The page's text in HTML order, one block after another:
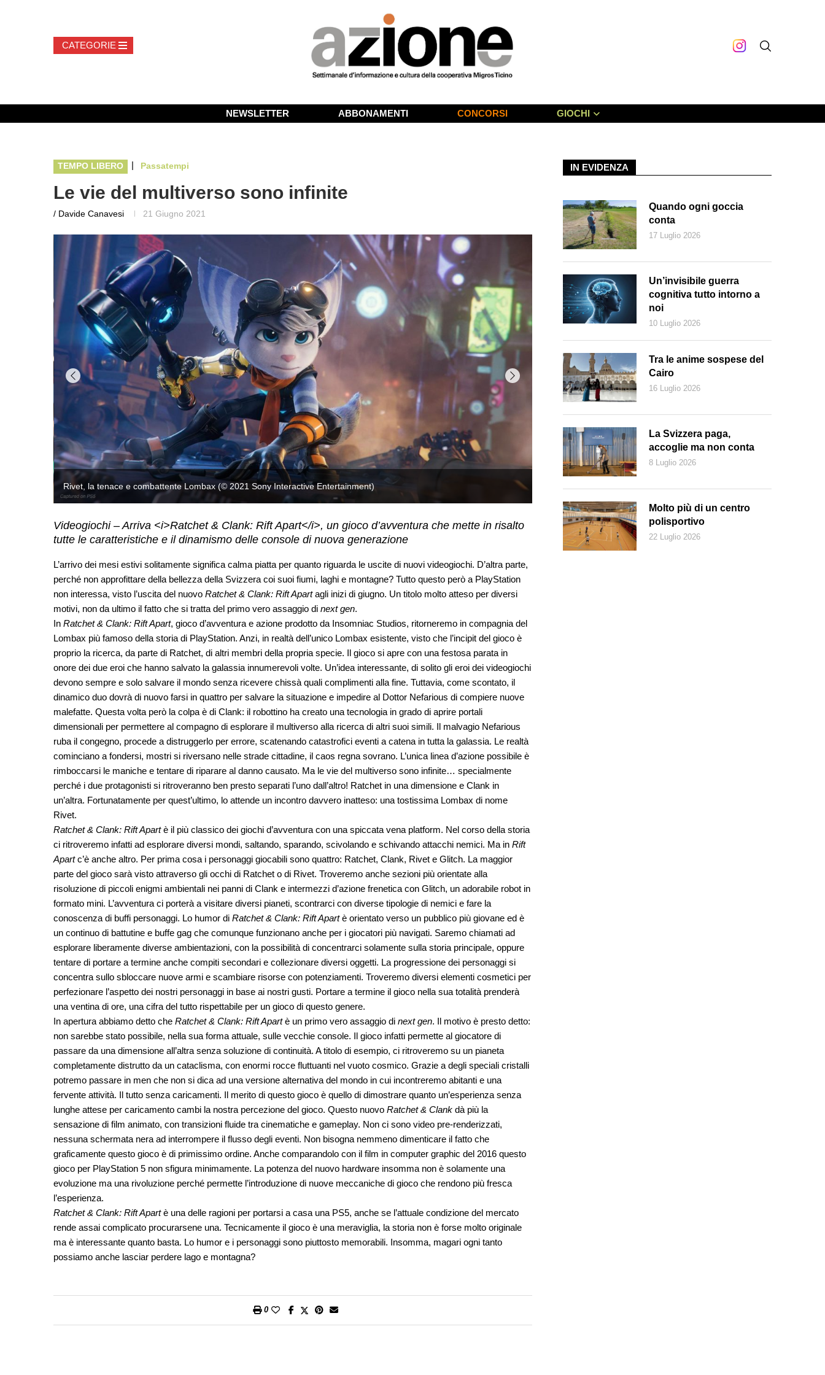
NEWSLETTER ABBONAMENTI CONCORSI GIOCHI
TEMPO LIBERO | Passatempi
Le vie del multiverso sono infinite
/ Davide Canavesi 21 Giugno 2021
Rivet, la tenace e combattente Lombax (© 2021 Sony Interactive
Videogiochi – Arriva <i>Ratchet & Clank: Rift Apart</i>, un gioco d’avventura che mette in risalto
tutte le caratteristiche e il dinamismo delle console di nuova generazione
L’arrivo dei mesi estivi solitamente significa calma piatta per quanto riguarda le uscite di nuovi videogiochi. D’altra parte,
perché non approfittare della bellezza della Svizzera coi suoi fiumi, laghi e montagne? Tutto questo però a PlayStation
non interessa, visto l’uscita del nuovo Ratchet & Clank: Rift Apartagli inizi di giugno. Un titolo molto atteso per diversi
motivi, non da ultimo il fatto che si tratta del primo vero assaggio di next gen.
In Ratchet & Clank: Rift Apart, gioco d’avventura e azione prodotto da Insomniac Studios, ritorneremo in compagnia del
Lombax più famoso della storia di PlayStation. Anzi, in realtà dell’unico Lombax esistente, visto che l’incipit del gioco è
proprio la ricerca, da parte di Ratchet, di altri membri della propria specie. Il gioco si apre con una festosa parata in
onore dei due eroi che hanno salvato la galassia innumerevoli volte. Un’idea interessante, di solito gli eroi dei videogiochi
devono sempre e solo salvare il mondo senza ricevere chissà quali complimenti alla fine. Tuttavia, come scontato, il
dinamico duo dovrà di nuovo farsi in quattro per salvare la situazione e impedire al Dottor Nefarious di compiere nuove
malefatte. Questa volta però la colpa è di Clank: il robottino ha creato una tecnologia in grado di aprire portali
dimensionali per permettere al compagno di esplorare il multiverso alla ricerca di altri suoi simili. Il malvagio Nefarious
ruba il congegno, procede a distruggerlo per errore, scatenando catastrofici eventi a catena in tutta la galassia. Le realtà
cominciano a fondersi, mostri si riversano nelle strade cittadine, il caos regna sovrano. L’unica linea d’azione possibile è
rimboccarsi le maniche e tentare di riparare al danno causato. Ma le vie del multiverso sono infinite… specialmente
perché i due protagonisti si ritroveranno ben presto separati l’uno dall’altro! Ratchet in una dimensione e Clank in
un’altra. Fortunatamente per quest’ultimo, lo attende un incontro davvero inatteso: una tostissima Lombax di nome
Rivet.
Ratchet & Clank: Rift Apartè il più classico dei giochi d’avventura con una spiccata vena platform. Nel corso della storia
ci ritroveremo infatti ad esplorare diversi mondi, saltando, sparando, scivolando e schivando attacchi nemici. Ma in Rift
Apartc’è anche altro. Per prima cosa i personaggi giocabili sono quattro: Ratchet, Clank, Rivet e Glitch. La maggior
parte del gioco sarà visto attraverso gli occhi di Ratchet o di Rivet. Troveremo anche sezioni più orientate alla
risoluzione di piccoli enigmi ambientali nei panni di Clank e intermezzi d’azione frenetica con Glitch, un adorabile robot in
formato mini. L’avventura ci porterà a visitare diversi pianeti, scontrarci con diverse tipologie di nemici e fare la
conoscenza di buffi personaggi. Lo humor di Ratchet & Clank: Rift Apartè orientato verso un pubblico più giovane ed è
un continuo di battutine e buffe gag che comunque funzionano anche per i giocatori più navigati. Saremo chiamati ad
esplorare liberamente diverse ambientazioni, con la possibilità di concentrarci solamente sulla storia principale, oppure
tentare di portare a termine anche compiti secondari e collezionare diversi oggetti. La progressione dei personaggi si
concentra sullo sbloccare nuove armi e scambiare risorse con potenziamenti. Troveremo diversi elementi cosmetici per
perfezionare l’aspetto dei nostri personaggi in base ai nostri gusti. Portare a termine il gioco nella sua totalità prenderà
una ventina di ore, una cifra del tutto rispettabile per un gioco di questo genere.
In apertura abbiamo detto che Ratchet & Clank: Rift Apartè un primo vero assaggio di next gen. Il motivo è presto detto:
non sarebbe stato possibile, nella sua forma attuale, sulle vecchie console. Il gioco infatti permette al giocatore di
passare da una dimensione all’altra senza soluzione di continuità. A titolo di esempio, ci ritroveremo su un pianeta
completamente distrutto da un cataclisma, con enormi rocce fluttuanti nel vuoto cosmico. Grazie a degli speciali cristalli
potremo passare in men che non si dica ad una versione alternativa del mondo in cui incontreremo abitanti e una
fervente attività. Il tutto senza caricamenti. Il merito di questo gioco è quello di dimostrare quanto un’esperienza senza
lunghe attese per caricamento cambi la nostra percezione del gioco. Questo nuovo Ratchet & Clank dà più la
sensazione di film animato, con transizioni fluide tra cinematiche e gameplay. Non ci sono video pre-renderizzati,
nessuna schermata nera ad interrompere il flusso degli eventi. Non bisogna nemmeno dimenticare il fatto che
graficamente questo gioco è di primissimo ordine. Anche comparandolo con il film in computer graphic del 2016 questo
gioco per PlayStation 5 non sfigura minimamente. La potenza del nuovo hardware insomma non è solamente una
evoluzione ma una rivoluzione perché permette l’introduzione di nuove meccaniche di gioco che rendono più fresca
l’esperienza.
Ratchet & Clank: Rift Apartè una delle ragioni per portarsi a casa una PS5, anche se l’attuale condizione del mercato
rende assai complicato procurarsene una. Tecnicamente il gioco è una meraviglia, la storia non è forse molto originale
ma è interessante quanto basta. Lo humor e i personaggi sono piuttosto memorabili. Insomma, magari ogni tanto
possiamo anche lasciar perdere lago e montagna?
0
IN EVIDENZA
Quando ogni goccia
conta
17 Luglio 2026
Un’invisibile guerra
cognitiva tutto intorno a
noi
10 Luglio 2026
Tra le anime sospese del
Cairo
16 Luglio 2026
La Svizzera paga,
accoglie ma non conta
8 Luglio 2026
Molto più di un centro
polisportivo
22 Luglio 2026